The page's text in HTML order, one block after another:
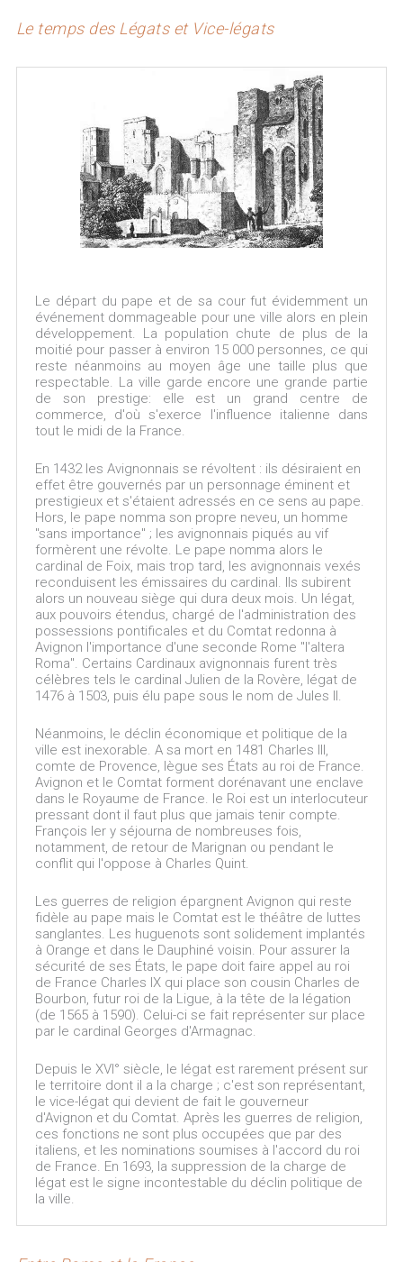
Le temps des Légats et Vice-légats
Le départ du pape et de sa cour fut évidemment un
événement dommageable pour une ville alors en plein
développement. La population chute de plus de la
moitié pour passer à environ 15 000 personnes, ce qui
reste néanmoins au moyen âge une taille plus que
respectable. La ville garde encore une grande partie
de son prestige: elle est un grand centre de
commerce, d'où s'exerce l'influence italienne dans
tout le midi de la France.
En 1432 les Avignonnais se révoltent : ils désiraient en
effet être gouvernés par un personnage éminent et
prestigieux et s'étaient adressés en ce sens au pape.
Hors, le pape nomma son propre neveu, un homme
"sans importance" ; les avignonnais piqués au vif
formèrent une révolte. Le pape nomma alors le
cardinal de Foix, mais trop tard, les avignonnais vexés
reconduisent les émissaires du cardinal. Ils subirent
alors un nouveau siège qui dura deux mois. Un légat,
aux pouvoirs étendus, chargé de l'administration des
possessions pontificales et du Comtat redonna à
Avignon l'importance d'une seconde Rome "l'altera
Roma". Certains Cardinaux avignonnais furent très
célèbres tels le cardinal Julien de la Rovère, légat de
1476 à 1503, puis élu pape sous le nom de Jules II.
Néanmoins, le déclin économique et politique de la
ville est inexorable. A sa mort en 1481 Charles III,
comte de Provence, lègue ses États au roi de France.
Avignon et le Comtat forment dorénavant une enclave
dans le Royaume de France. le Roi est un interlocuteur
pressant dont il faut plus que jamais tenir compte.
François Ier y séjourna de nombreuses fois,
notamment, de retour de Marignan ou pendant le
conflit qui l'oppose à Charles Quint.
Les guerres de religion épargnent Avignon qui reste
fidèle au pape mais le Comtat est le théâtre de luttes
sanglantes. Les huguenots sont solidement implantés
à Orange et dans le Dauphiné voisin. Pour assurer la
sécurité de ses États, le pape doit faire appel au roi
de France Charles IX qui place son cousin Charles de
Bourbon, futur roi de la Ligue, à la tête de la légation
(de 1565 à 1590). Celui-ci se fait représenter sur place
par le cardinal Georges d'Armagnac.
Depuis le XVI° siècle, le légat est rarement présent sur
le territoire dont il a la charge ; c'est son représentant,
le vice-légat qui devient de fait le gouverneur
d'Avignon et du Comtat. Après les guerres de religion,
ces fonctions ne sont plus occupées que par des
italiens, et les nominations soumises à l'accord du roi
de France. En 1693, la suppression de la charge de
légat est le signe incontestable du déclin politique de
la ville.